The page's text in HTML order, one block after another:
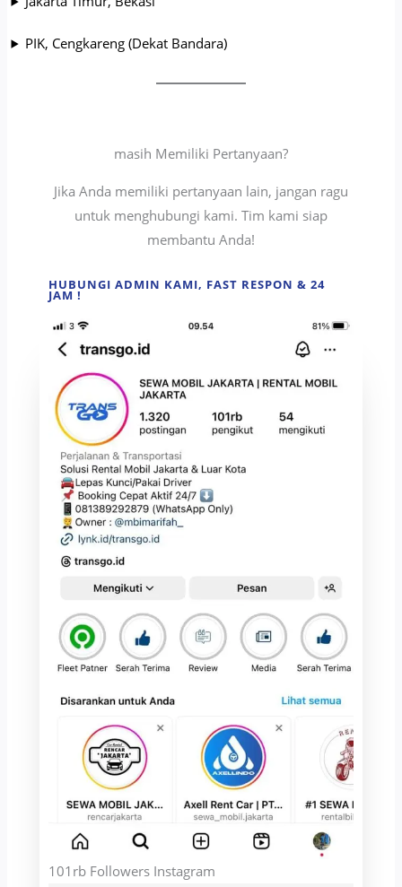
PIK, Cengkareng (Dekat Bandara)
masih Memiliki Pertanyaan?
Jika Anda memiliki pertanyaan lain, jangan ragu
untuk menghubungi kami. Tim kami siap
membantu Anda!
HUBUNGI ADMIN KAMI, FAST RESPON & 24
JAM !
101rb Followers Instagram